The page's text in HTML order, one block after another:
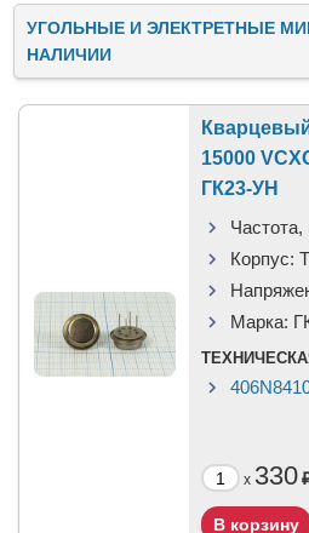
УГОЛЬНЫЕ И ЭЛЕКТРЕТНЫЕ
НАЛИЧИИ
15000
ГК23-УН
Частота,
Корпус:
Марка:
x 330